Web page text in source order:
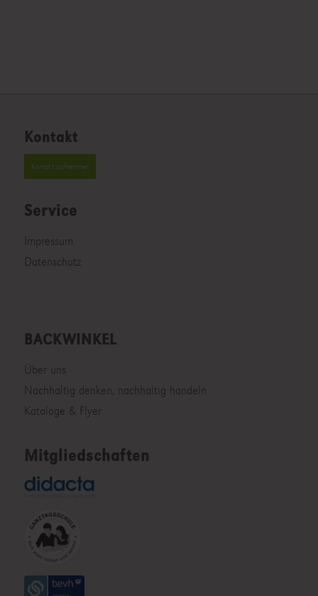
Kontakt
Kontakt aufnehmen
Service
Impressum
Datenschutz
BACKWINKEL
Über uns
Nachhaltig denken, nachhaltig handeln
Kataloge & Flyer
Mitgliedschaften